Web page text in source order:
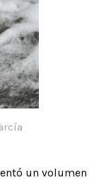
un volumen